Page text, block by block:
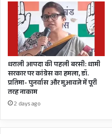
धराली आपदा की पहली बरसी: धामी
सरकार पर कांग्रेस का हमला, डॉ.
प्रतिमा- पुनर्वास और मुआवजे में पूरी
तरह नाकाम
2 days ago